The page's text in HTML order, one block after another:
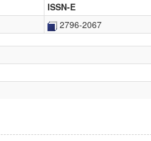
ISSN-E
2796-2067